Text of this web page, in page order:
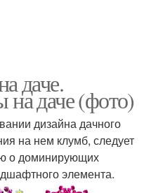
даче.
даче (фото)
дизайна дачного
на нем клумб, следует
о доминирующих
элемента.